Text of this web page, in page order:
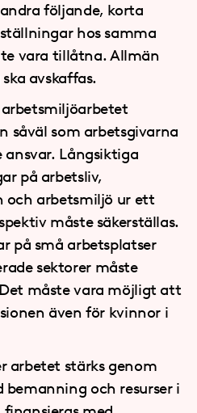
följande, korta
hos samma
vara tillåtna. Allmän
avskaffas.
såväl som arbetsgivarna
Långsiktiga
på arbetsliv,
och arbetsmiljö ur ett
måste säkerställas.
på små arbetsplatser
sektorer måste
måste vara möjligt att
även för kvinnor i
arbetet stärks genom
bemanning och resurser i